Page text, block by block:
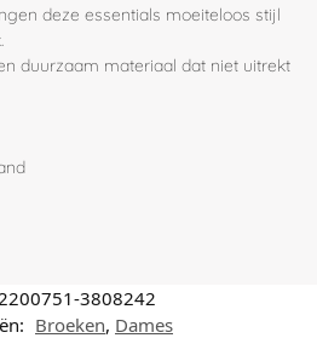
deze essentials moeiteloos stijl
duurzaam materiaal dat niet uitrekt
3808242
Broeken, Dames